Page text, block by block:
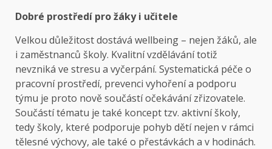
Dobré prostředí pro žáky i učitele
Velkou důležitost dostává wellbeing – nejen žáků, ale
i zaměstnanců školy. Kvalitní vzdělávání totiž
nevzniká ve stresu a vyčerpání. Systematická péče o
pracovní prostředí, prevenci vyhoření a podporu
týmu je proto nově součástí očekávání zřizovatele.
Součástí tématu je také koncept tzv. aktivní školy,
tedy školy, které podporuje pohyb dětí nejen v rámci
tělesné výchovy, ale také o přestávkách a v hodinách.